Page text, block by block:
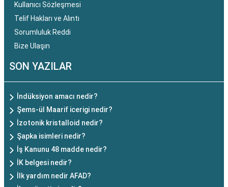
Kullanıcı Sözleşmesi
Telif Hakları ve Alıntı
Sorumluluk Reddi
Bize Ulaşın
SON YAZILAR
İndüksiyon amacı nedir?
Şems-ül Maarif icerigi nedir?
İzotonik kristalloid nedir?
Şapka isimleri nedir?
İş Kanunu 48 madde nedir?
İK belgesi nedir?
İlk yardım nedir AFAD?